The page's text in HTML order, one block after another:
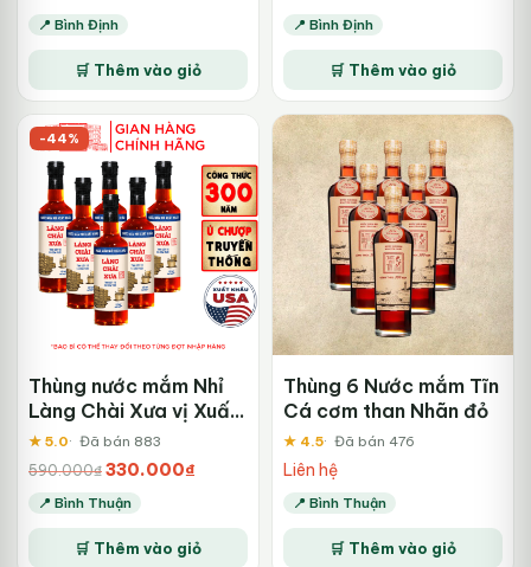
gốc
là:
55.000₫. là:
45.000₫.
📍 Bình Định
🛒 Thêm vào giỏ
gốc
là:
65.000₫. là:
55.000₫.
📍 Bình Định
🛒 Thêm vào giỏ
-44%
Thùng nước mắm Nhỉ
Làng Chài Xưa vị Xuất
Khẩu
★ 5.0
Đã bán 883
590.000₫ Giá
gốc
là:
590.000₫.
330.000₫
là:
330.000₫.
📍 Bình Thuận
🛒 Thêm vào giỏ
Thùng 6 Nước mắm Tĩn
Cá cơm than Nhãn đỏ
★ 4.5 Đã bán 476
Liên hệ
📍 Bình Thuận
🛒 Thêm vào giỏ